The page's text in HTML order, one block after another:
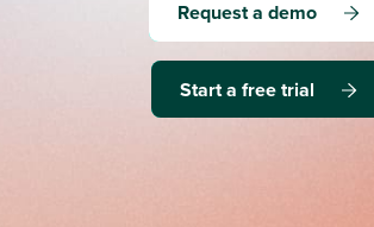
Request a demo
Start a free trial